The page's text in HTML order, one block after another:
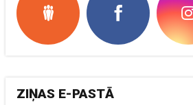
ZIŅAS E-PASTĀ